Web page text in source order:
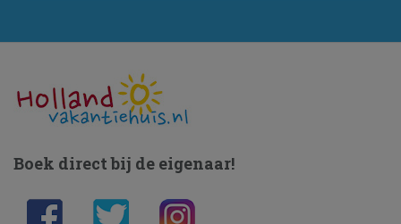
Boek direct bij de eigenaar!